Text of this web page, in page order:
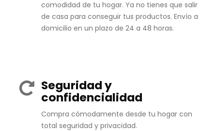
comodidad de tu hogar. Ya no tienes que salir
de casa para conseguir tus productos. Envío a
domicilio en un plazo de 24 a 48 horas.
Seguridad y
confidencialidad
Compra cómodamente desde tu hogar con
total seguridad y privacidad.